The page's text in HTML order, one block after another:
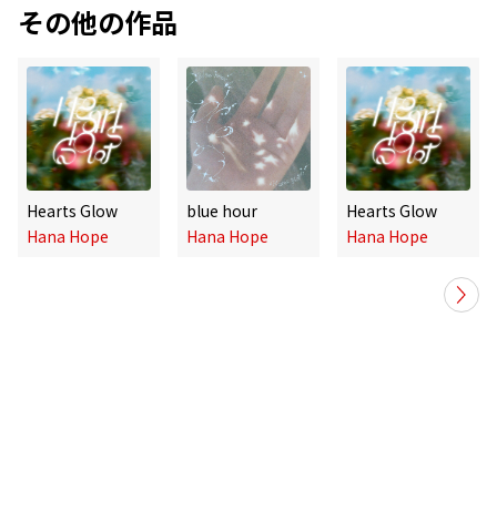
その他の作品
Hearts Glow
Hana Hope
blue hour
Hana Hope
Hearts Glow
Hana Hope